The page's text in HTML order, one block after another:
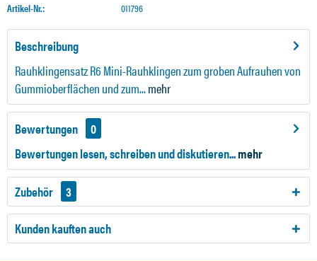
Artikel-Nr.: 011796
Beschreibung
Rauhklingensatz R6 Mini-Rauhklingen zum groben Aufrauhen von
Gummioberflächen und zum...mehr
Bewertungen
0
Bewertungen lesen, schreiben und diskutieren...mehr
Zubehör 3
Kunden kauften auch